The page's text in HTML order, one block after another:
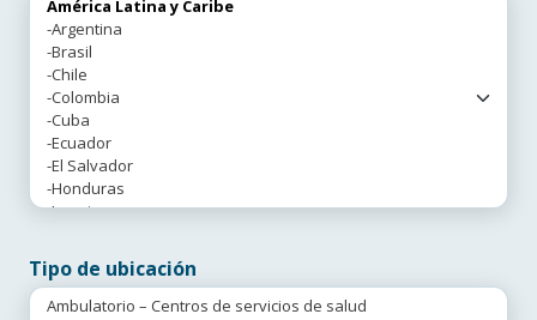
Tipo de ubicación